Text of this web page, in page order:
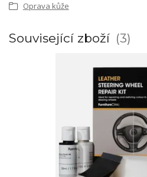
Oprava kůže
Související zboží 3